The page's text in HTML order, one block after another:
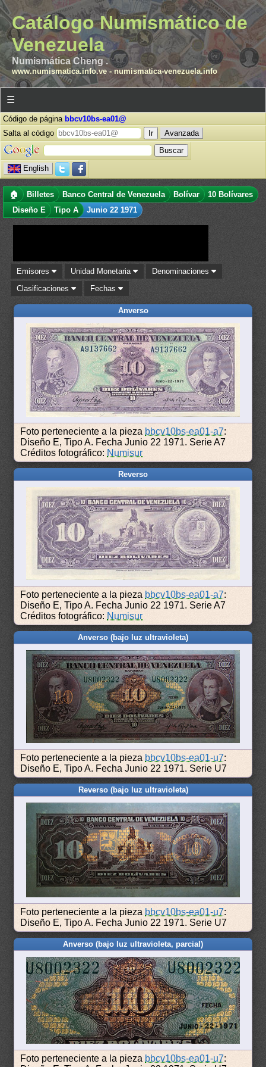
Catálogo Numismático de
Venezuela
Numismática Cheng .
www.numismatica.info.ve- numismatica-venezuela.info
☰
Código de página bbcv10bs-ea01@
Salta al código
Avanzada
English
🏠 Billetes Banco Central de Venezuela Bolívar
10 Bolívares
Diseño E
Tipo A Junio 22 1971
Emisores Unidad Monetaria
Denominaciones
Clasificaciones
Fechas
Anverso
Foto perteneciente a la pieza bbcv10bs-ea01-a7:
Diseño E, Tipo A. Fecha Junio 22 1971. Serie A7
Créditos fotográfico: Numisur
Reverso
Foto perteneciente a la pieza bbcv10bs-ea01-a7:
Diseño E, Tipo A. Fecha Junio 22 1971. Serie A7
Créditos fotográfico: Numisur
Anverso (bajo luz ultravioleta)
Foto perteneciente a la pieza bbcv10bs-ea01-u7:
Diseño E, Tipo A. Fecha Junio 22 1971. Serie U7
Reverso (bajo luz ultravioleta)
Foto perteneciente a la pieza bbcv10bs-ea01-u7:
Diseño E, Tipo A. Fecha Junio 22 1971. Serie U7
Anverso (bajo luz ultravioleta, parcial)
Foto perteneciente a la pieza bbcv10bs-ea01-u7: